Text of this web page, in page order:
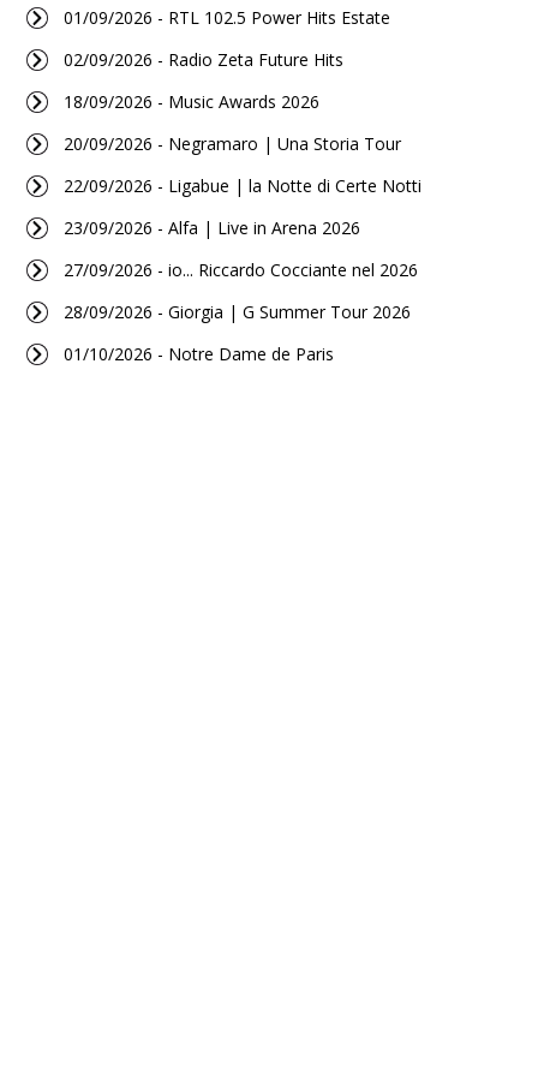
01/09/2026 - RTL 102.5 Power Hits Estate
02/09/2026 - Radio Zeta Future Hits
18/09/2026 - Music Awards 2026
20/09/2026 - Negramaro | Una Storia Tour
22/09/2026 - Ligabue | la Notte di Certe Notti
23/09/2026 - Alfa | Live in Arena 2026
27/09/2026 - io... Riccardo Cocciante nel 2026
28/09/2026 - Giorgia | G Summer Tour 2026
01/10/2026 - Notre Dame de Paris